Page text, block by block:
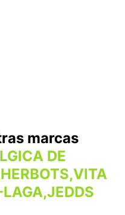
marcas
DE